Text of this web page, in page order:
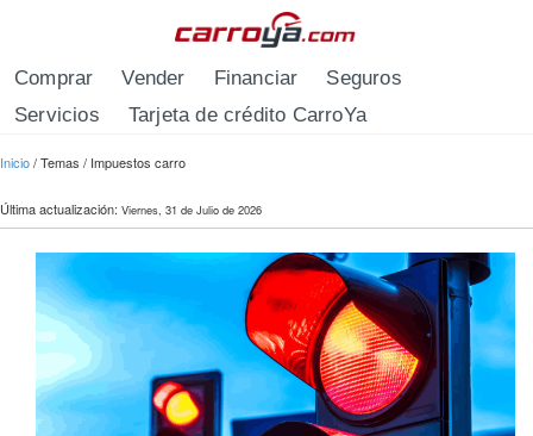
Comprar Vender Financiar
Seguros
Servicios
Tarjeta de crédito CarroYa
Se encuentra usted aquí
Inicio/Temas / Impuestos carro
Última actualización: Viernes, 31 de Julio de 2026